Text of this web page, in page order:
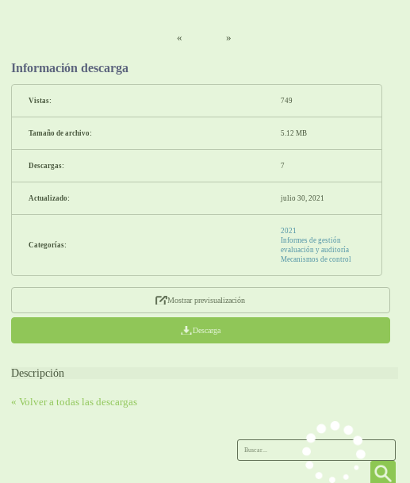
« »
Información descarga
Vistas: 749
Tamaño de archivo: 5.12 MB
Descargas: 7
Actualizado: julio 30, 2021
Categorías:
2021
Informes de gestión
evaluación y auditoría
Mecanismos de control
Mostrar previsualización
Descarga
Descripción
« Volver a todas las descargas